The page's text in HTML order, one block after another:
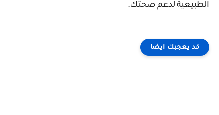
الطبيعية لدعم صحتك.
قد يعجبك ايضا